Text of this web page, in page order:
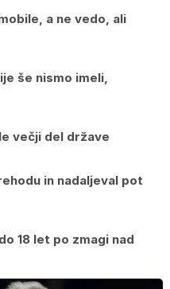
a ne vedo, ali
še nismo imeli,
večji del države
in nadaljeval pot
18 let po zmagi nad